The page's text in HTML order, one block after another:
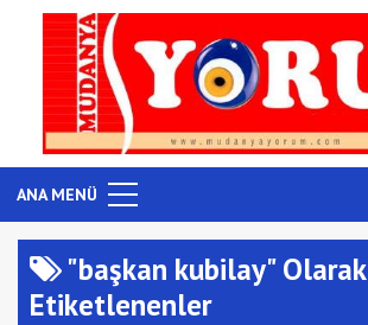
ANA MENÜ
"başkan kubilay" Olarak
Etiketlenenler